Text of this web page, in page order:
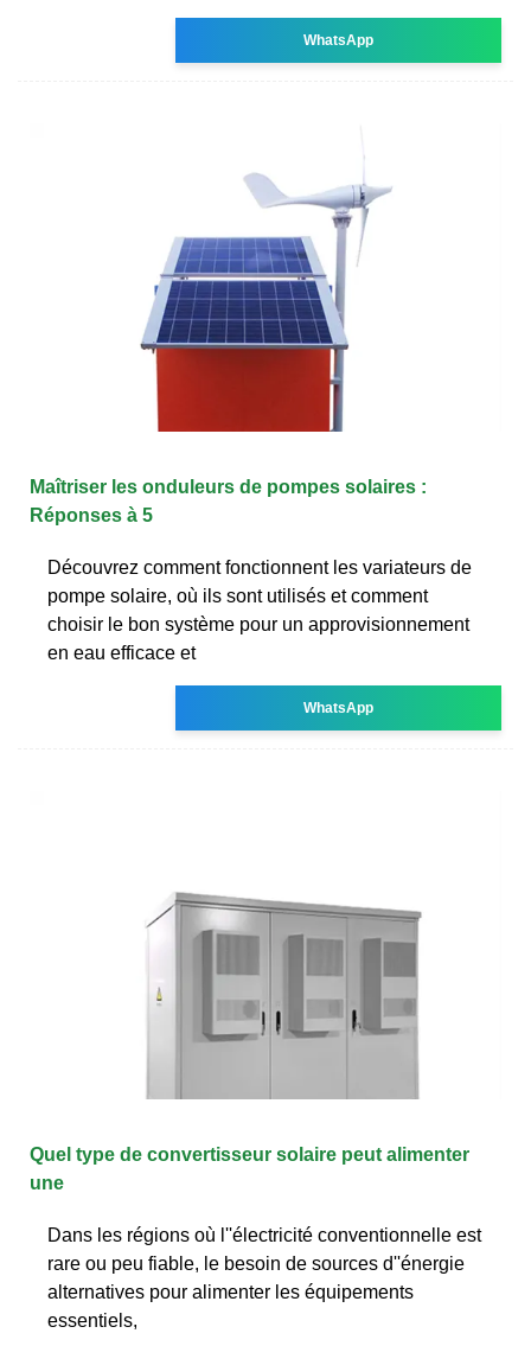
WhatsApp
Maîtriser les onduleurs de pompes solaires :
Réponses à 5
Découvrez comment fonctionnent les variateurs de
pompe solaire, où ils sont utilisés et comment
choisir le bon système pour un approvisionnement
en eau efficace et
WhatsApp
Quel type de convertisseur solaire peut alimenter
une
Dans les régions où l''électricité conventionnelle est
rare ou peu fiable, le besoin de sources d''énergie
alternatives pour alimenter les équipements
essentiels,